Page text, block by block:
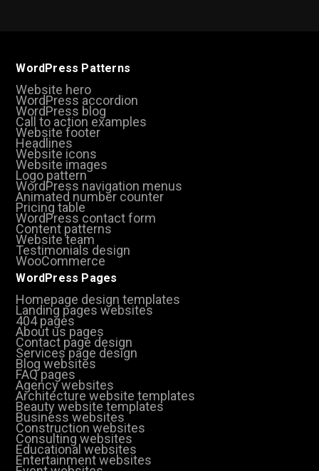
WordPress Patterns
Website hero
WordPress accordion
WordPress blog
Call to action examples
Website footer
Headlines
Website icons
Website images
Logo pattern
WordPress navigation menus
Animated number counter
Pricing table
WordPress contact form
Content patterns
Website team
Testimonials design
WooCommerce
WordPress Pages
Homepage design templates
Landing pages websites
404 pages
About us pages
Contact page design
Services page design
Blog websites
FAQ pages
Agency websites
Architecture website templates
Beauty website templates
Business websites
Construction websites
Consulting websites
Educational websites
Entertainment websites